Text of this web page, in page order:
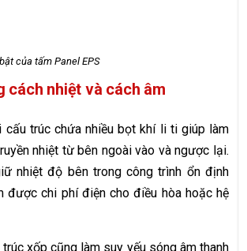
của tấm Panel EPS
cách nhiệt và cách âm
cấu trúc chứa nhiều bọt khí li ti giúp làm
nhiệt từ bên ngoài vào và ngược lại.
nhiệt độ bên trong công trình ổn định
được chi phí điện cho điều hòa hoặc hệ
trúc xốp cũng làm suy yếu sóng âm thanh